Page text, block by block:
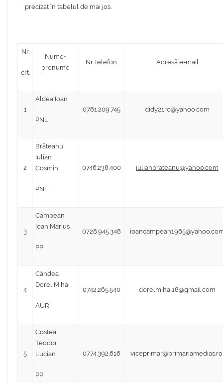
precizat în tabelul de mai jos.
Nr.
crt.
Nume-
prenume
Nr. telefon Adresă e-mail
1
Aldea Ioan
PNL
0761.209.745 didy21ro@yahoo.com
2
Brăteanu
Iulian
Cosmin
PNL
0746.238.400 iulianbrateanu@yahoo.com
3
Câmpean
Ioan Marius
PP
0728.945.348
4
Cândea
Dorel Mihai
AUR
0742.265.540 dorelmihai18@gmail.com
5
Costea
Teodor
Lucian
PP
0774.392.616